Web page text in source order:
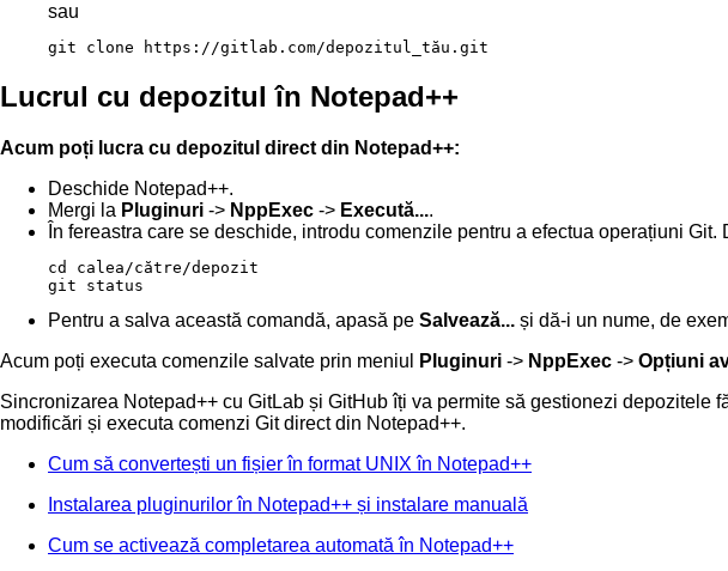
sau
git clone https://gitlab.com/depozitul_tău.git
Lucrul cu depozitul în Notepad++
Acum poți lucra cu depozitul direct din Notepad++:
Deschide Notepad++.
Mergi la Pluginuri -> NppExec -> Execută....
În fereastra care se deschide, introdu comenzile pentru a efectua operațiuni Git.
cd calea/către/depozit
git status
Pentru a salva această comandă, apasă pe Salvează... și dă-i un nume, de
Acum poți executa comenzile salvate prin meniul
Pluginuri -> NppExec -> Opțiuni
Sincronizarea Notepad++ cu GitLab și GitHub îți va permite să gestionezi
modificări și executa comenzi Git direct din Notepad++.
Cum să convertești un fișier în format UNIX în Notepad++
Instalarea pluginurilor în Notepad++ și instalare manuală
Cum se activează completarea automată în Notepad++